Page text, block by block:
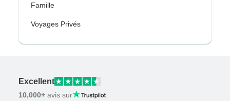
Famille
Voyages Privés
Excellent
10,000+ avis sur